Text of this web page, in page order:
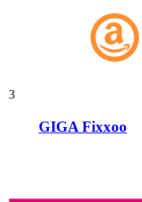
3
GIGA Fixxoo